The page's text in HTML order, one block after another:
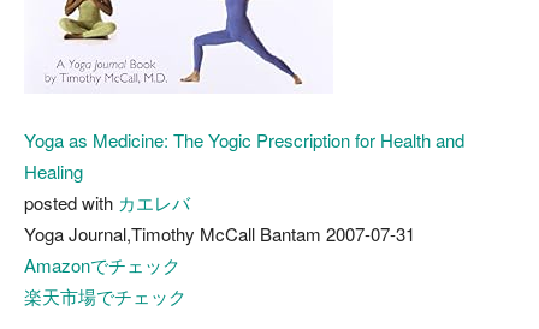
Yoga as Medicine: The Yogic Prescription for Health and
Healing
posted with カエレバ
Yoga Journal,Timothy McCall Bantam 2007-07-31
Amazonでチェック
楽天市場でチェック